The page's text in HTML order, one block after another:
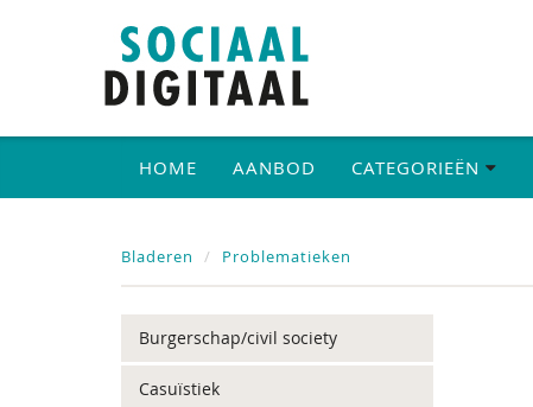
HOME AANBOD CATEGORIEËN
Bladeren Problematieken
Burgerschap/civil society
Casuïstiek